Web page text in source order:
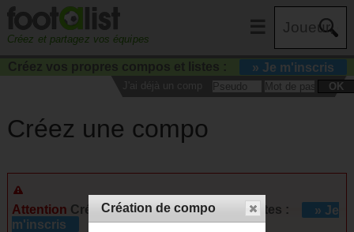
Créez et partagez vos équipes
☰
Créez vos propres compos et listes : » Je m'inscris
J'ai déjà un compte : OK
Créez une compo
Attention Créez vos propres compos et listes :
» Je
m'inscris
Création de compo